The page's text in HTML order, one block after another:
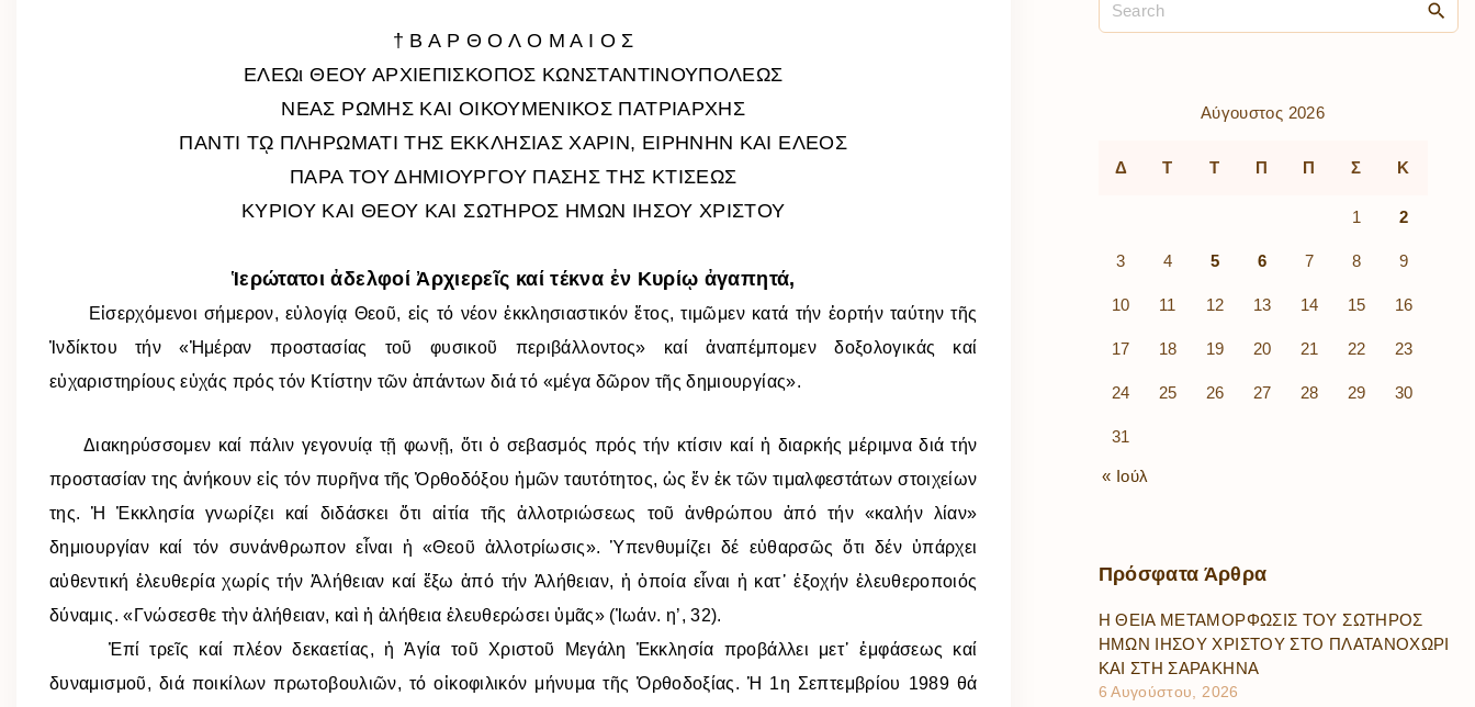
Πρωτοβουλία Γονέων
Ἀρχιερατικές
Ημερολόγιο Ι.Μ
Πρόγραμμα Ἱερῶν
Ἀκολουθιῶν
† Β Α Ρ Θ Ο Λ Ο Μ Α Ι Ο Σ
ΕΛΕΩι ΘΕΟΥ ΑΡΧΙΕΠΙΣΚΟΠΟΣ ΚΩΝΣΤΑΝΤΙΝΟΥΠΟΛΕΩΣ
ΝΕΑΣ ΡΩΜΗΣ ΚΑΙ ΟΙΚΟΥΜΕΝΙΚΟΣ ΠΑΤΡΙΑΡΧΗΣ
ΠΑΝΤΙ Τῼ ΠΛΗΡΩΜΑΤΙ ΤΗΣ ΕΚΚΛΗΣΙΑΣ ΧΑΡΙΝ, ΕΙΡΗΝΗΝ ΚΑΙ ΕΛΕΟΣ
ΠΑΡΑ ΤΟΥ ΔΗΜΙΟΥΡΓΟΥ ΠΑΣΗΣ ΤΗΣ ΚΤΙΣΕΩΣ
ΚΥΡΙΟΥ ΚΑΙ ΘΕΟΥ ΚΑΙ ΣΩΤΗΡΟΣ ΗΜΩΝ ΙΗΣΟΥ ΧΡΙΣΤΟΥ
Ἱερώτατοι ἀδελφοί Ἀρχιερεῖς καί τέκνα ἐν Κυρίῳ ἀγαπητά,
Εἰσερχόμενοι σήμερον, εὐλογίᾳ Θεοῦ, εἰς τό νέον ἐκκλησιαστικόν ἔτος, τιμῶμεν κατά τήν ἑορτήν ταύτην τῆς
Ἰνδίκτου τήν «Ἡμέραν προστασίας τοῦ φυσικοῦ περιβάλλοντος» καί ἀναπέμπομεν δοξολογικάς καί
εὐχαριστηρίους εὐχάς πρός τόν Κτίστην τῶν ἁπάντων διά τό «μέγα δῶρον τῆς δημιουργίας».
Διακηρύσσομεν καί πάλιν γεγονυίᾳ τῇ φωνῇ, ὅτι ὁ σεβασμός πρός τήν κτίσιν καί ἡ διαρκής μέριμνα διά τήν
προστασίαν της ἀνήκουν εἰς τόν πυρῆνα τῆς Ὀρθοδόξου ἡμῶν ταυτότητος, ὡς ἕν ἐκ τῶν τιμαλφεστάτων στοιχείων
της. Ἡ Ἐκκλησία γνωρίζει καί διδάσκει ὅτι αἰτία τῆς ἀλλοτριώσεως τοῦ ἀνθρώπου ἀπό τήν «καλήν λίαν»
δημιουργίαν καί τόν συνάνθρωπον εἶναι ἡ «Θεοῦ ἀλλοτρίωσις». Ὑπενθυμίζει δέ εὐθαρσῶς ὅτι δέν ὑπάρχει
αὐθεντική ἐλευθερία χωρίς τήν Ἀλήθειαν καί ἔξω ἀπό τήν Ἀλήθειαν, ἡ ὁποία εἶναι ἡ κατ᾿ ἐξοχήν ἐλευθεροποιός
δύναμις. «Γνώσεσθε τὴν ἀλήθειαν, καὶ ἡ ἀλήθεια ἐλευθερώσει ὑμᾶς» (Ἰωάν. η’, 32).
Ἐπί τρεῖς καί πλέον δεκαετίας, ἡ Ἁγία τοῦ Χριστοῦ Μεγάλη Ἐκκλησία προβάλλει μετ᾿ ἐμφάσεως καί
δυναμισμοῦ, διά ποικίλων πρωτοβουλιῶν, τό οἰκοφιλικόν μήνυμα τῆς Ὀρθοδοξίας. Ἡ 1η Σεπτεμβρίου 1989 θά
Αύγουστος 2026
Δ Τ Τ Π Π Σ Κ
1 2
3 4 5 6 7 8 9
10 11 12 13 14 15 16
17 18 19 20 21 22 23
24 25 26 27 28 29 30
31
« Ιούλ
Πρόσφατα Άρθρα
Η ΘΕΙΑ ΜΕΤΑΜΟΡΦΩΣΙΣ ΤΟΥ ΣΩΤΗΡΟΣ
ΗΜΩΝ ΙΗΣΟΥ ΧΡΙΣΤΟΥ ΣΤΟ ΠΛΑΤΑΝΟΧΩΡΙ
ΚΑΙ ΣΤΗ ΣΑΡΑΚΗΝΑ
6 Αυγούστου, 2026